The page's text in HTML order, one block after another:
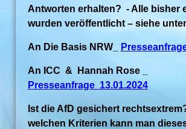
Antworten erhalten? - Alle bisher
wurden veröffentlicht – siehe
An Die Basis NRW_
An ICC & Hannah Rose _
Presseanfrage 13.01.2024
Ist die AfD gesichert
welchen Kriterien kann man